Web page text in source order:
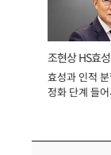
조현상 HS효
장
효성과 인적
정화 단계 들